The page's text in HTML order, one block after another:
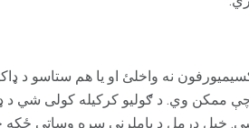
نه واخلئ او یا هم ستاسو د
ممکن وي. د ګولیو کرکیله کولی شي
خپل درمل د پاملرنې سره وساتي ځکه